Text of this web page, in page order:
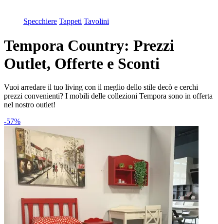
Specchiere Tappeti Tavolini
Tempora Country: Prezzi
Outlet, Offerte e Sconti
Vuoi arredare il tuo living con il meglio dello stile decò e cerchi
prezzi convenienti? I mobili delle collezioni Tempora sono in offerta
nel nostro outlet!
-57%